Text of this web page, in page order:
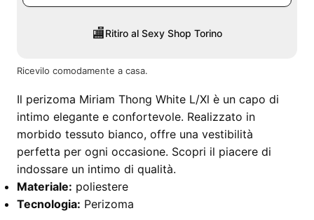
🏬Ritiro al Sexy Shop Torino
Ricevilo comodamente a casa.
Il perizoma Miriam Thong White L/Xl è un capo di
intimo elegante e confortevole. Realizzato in
morbido tessuto bianco, offre una vestibilità
perfetta per ogni occasione. Scopri il piacere di
indossare un intimo di qualità.
Materiale: poliestere
Tecnologia: Perizoma